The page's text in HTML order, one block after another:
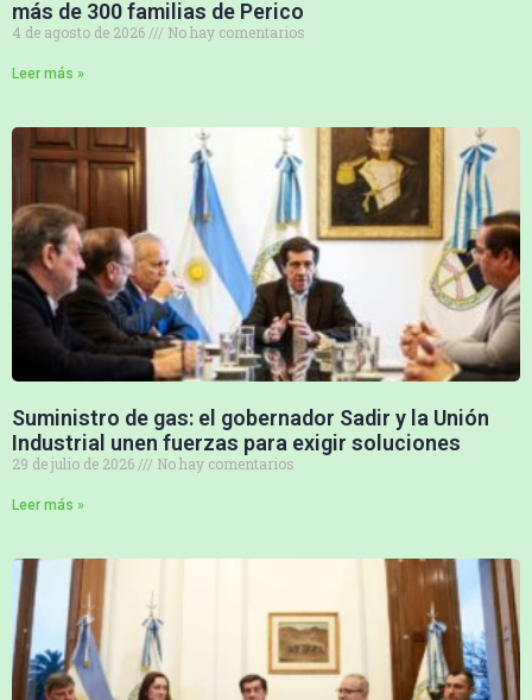
más de 300 familias de Perico
4 de agosto de 2026 No hay comentarios
Leer más »
Suministro de gas: el gobernador Sadir y la Unión
Industrial unen fuerzas para exigir soluciones
29 de julio de 2026 No hay comentarios
Leer más »